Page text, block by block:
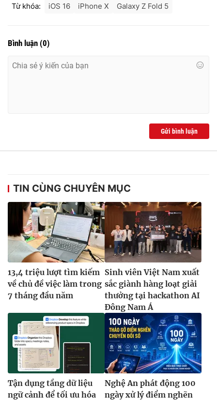
Từ khóa: iOS 16 iPhone X Galaxy Z Fold 5
Bình luận (0)
Gửi bình luận
TIN CÙNG CHUYÊN MỤC
13,4 triệu lượt tìm kiếm
về chủ đề việc làm trong
7 tháng đầu năm
Sinh viên Việt Nam xuất
sắc giành hàng loạt giải
thưởng tại hackathon AI
Đông Nam Á
Tận dụng tầng dữ liệu
ngữ cảnh để tối ưu hóa
Nghệ An phát động 100
ngày xử lý điểm nghẽn